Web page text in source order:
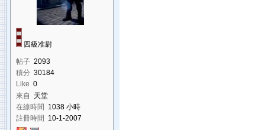
四級准尉
帖子 2093
積分 30184
Like 0
來自
天堂
在線時間 1038 小時
註冊時間
10-1-2007